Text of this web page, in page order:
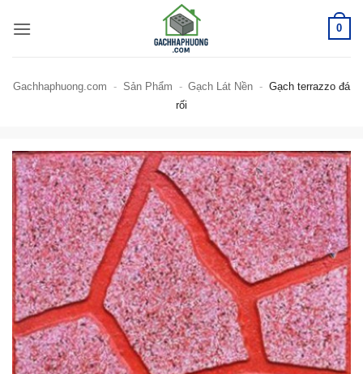
qua
0
Gachhaphuong.com - Sản Phẩm - Gạch Lát Nền - Gạch terrazzo đá
rối